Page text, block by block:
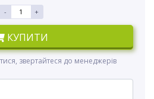
- +
КУПИТИ
звертайтеся до менеджерів